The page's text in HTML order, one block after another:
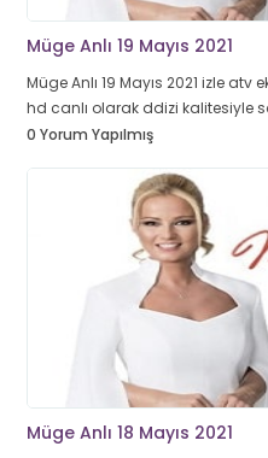
Müge Anlı 19 Mayıs 2021
Müge Anlı 19 Mayıs 2021 izle atv
hd canlı olarak ddizi kalitesiyle
0 Yorum Yapılmış
Müge Anlı 18 Mayıs 2021